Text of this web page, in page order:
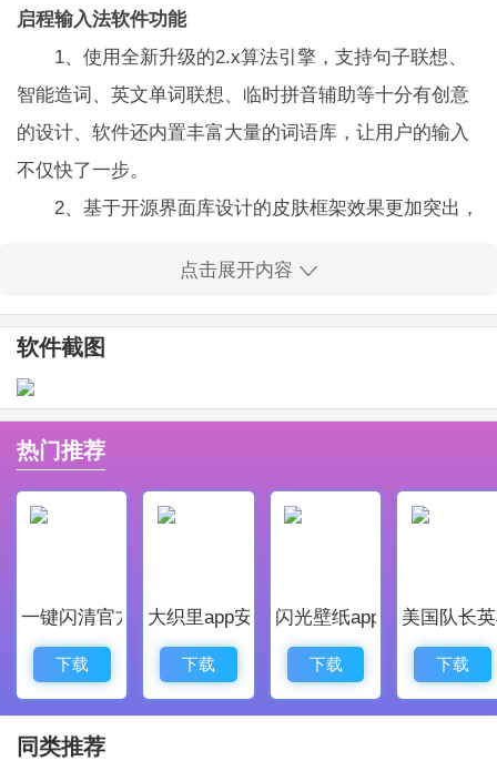
启程输入法软件功能
1、使用全新升级的2.x算法引擎，支持句子联想、
智能造词、英文单词联想、临时拼音辅助等十分有创意
的设计、软件还内置丰富大量的词语库，让用户的输入
不仅快了一步。
2、基于开源界面库设计的皮肤框架效果更加突出，
3、智能输入法平台，软件内拥有单字码表、共享系
统词库、还有最新的输入法框架、界面、算法等核心功
能均在服务过程中就能够完成，最大限度的减少软件入
侵。
启程输入法软件特色
1、软件的体积十分的小巧便捷，但是软件内的功能
还是十分的强大。
3、软件内有语音对比，单词输入，英语联想等功
能，你能想到的全部都有。
4、良心制作，完全绿色，纯净，开源，没有一点广
告，不会擅自的收集用户信息。
点击展开内容
软件截图
热门推荐
一键闪清官方最新版
下载
大织里app安卓版
下载
闪光壁纸app安卓最新版
下载
美国队长
下载
同类推荐